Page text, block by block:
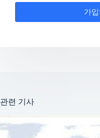
가
관련 기사